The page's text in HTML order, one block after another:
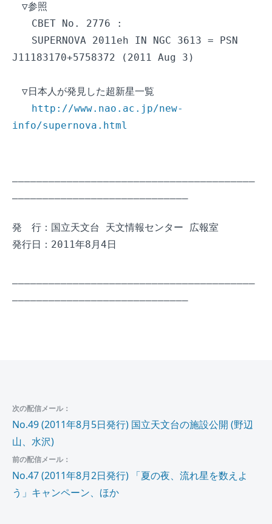
▽参照
CBET No. 2776 :
SUPERNOVA 2011eh IN NGC 3613 = PSN
J11183170+5758372 (2011 Aug 3)
▽日本人が発見した超新星一覧
http://www.nao.ac.jp/new-
info/supernova.html
発　行：国立天文台 天文情報センター 広報室
発行日：2011年8月4日
次の配信メール：
No.49 (2011年8月5日発行) 国立天文台の施設公開 (野辺
山、水沢)
前の配信メール：
No.47 (2011年8月2日発行) 「夏の夜、流れ星を数えよ
う」キャンペーン、ほか